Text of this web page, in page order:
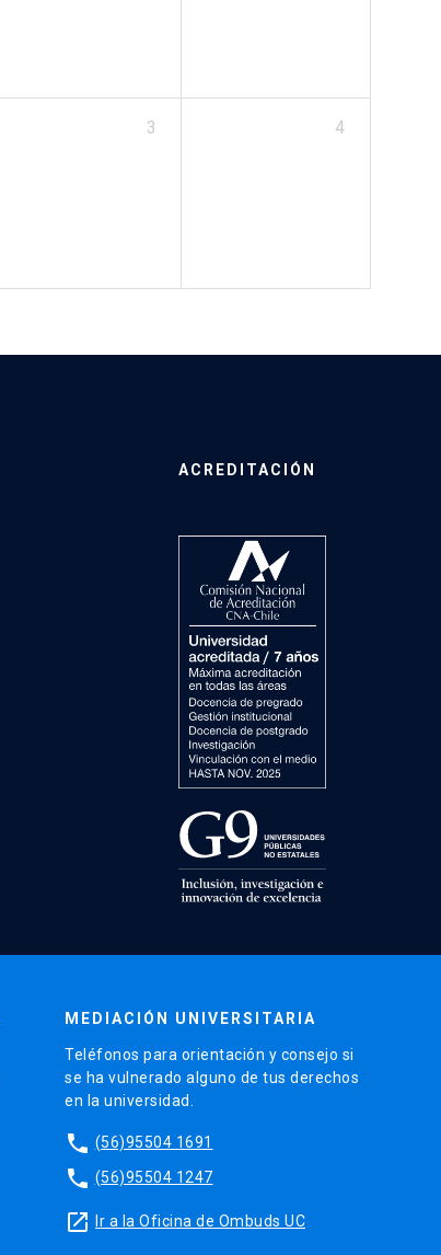
3 4
ACREDITACIÓN
MEDIACIÓN UNIVERSITARIA
Teléfonos para orientación y consejo si
se ha vulnerado alguno de tus derechos
en la universidad.
phone (56)95504 1691
phone (56)95504 1247
launch Ir a la Oficina de Ombuds UC